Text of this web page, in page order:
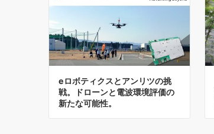
eロボティクスとアンリツの挑
戦。ドローンと電波環境評価の
新たな可能性。